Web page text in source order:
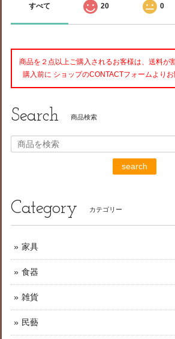
すべて 20 0
商品を２点以上ご購入されるお客様は、送料が
購入前に ショップのCONTACTフォームよりお
Search 商品検索
search
Category カテゴリー
家具
食器
雑貨
民藝